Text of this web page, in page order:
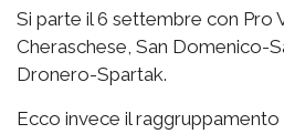
Si parte il 6 settembre con Pro
Cheraschese, San Domenico-
Dronero-Spartak.
Ecco invece il